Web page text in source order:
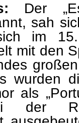
Der
sah
im
mit den
wurden
als
der